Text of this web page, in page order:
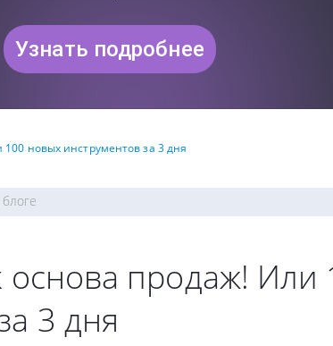
Узнать подробнее
новых инструментов за 3 дня
основа продаж!
3 дня